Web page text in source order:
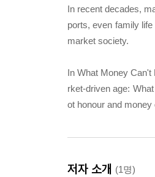
In recent decades,
ports, even family
market society.
In What Money Can't
rket-driven age:
ot honour and money
저자 소개 (1명)